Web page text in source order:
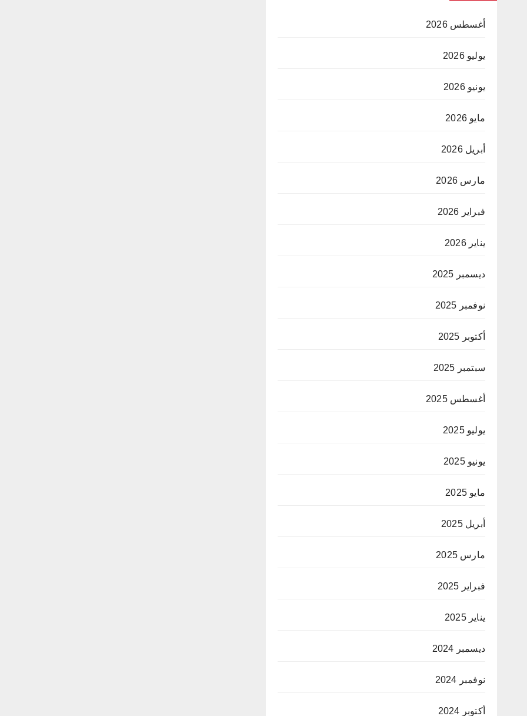
أغسطس 2026
يوليو 2026
يونيو 2026
مايو 2026
أبريل 2026
مارس 2026
فبراير 2026
يناير 2026
ديسمبر 2025
نوفمبر 2025
أكتوبر 2025
سبتمبر 2025
أغسطس 2025
يوليو 2025
يونيو 2025
مايو 2025
أبريل 2025
مارس 2025
فبراير 2025
يناير 2025
ديسمبر 2024
نوفمبر 2024
أكتوبر 2024